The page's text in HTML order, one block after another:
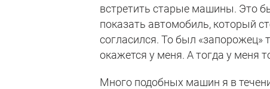
встретить старые машины. Это
показать автомобиль, который
согласился. То был «запорожец»
окажется у меня. А тогда у меня
Много подобных машин я в